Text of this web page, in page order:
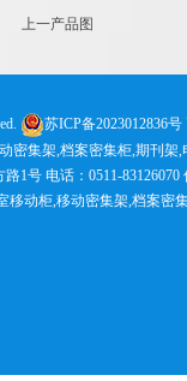
上一产品图
苏ICP备2023012836号
密集架,档案密集柜,期刊
1号 电话：0511-83126070
动柜,移动密集架,档案密